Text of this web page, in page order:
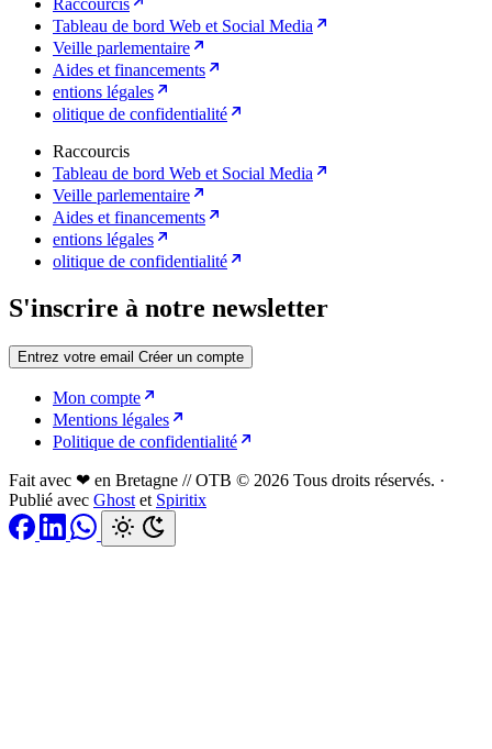
Raccourcis
Tableau de bord Web et Social Media
Veille parlementaire
Aides et financements
entions légales
olitique de confidentialité
Raccourcis
Tableau de bord Web et Social Media
Veille parlementaire
Aides et financements
entions légales
olitique de confidentialité
S'inscrire à notre newsletter
Entrez votre email Créer un compte
Mon compte
Mentions légales
Politique de confidentialité
Fait avec ❤ en Bretagne // OTB © 2026 Tous droits réservés. ·
Publié avec Ghost et Spiritix